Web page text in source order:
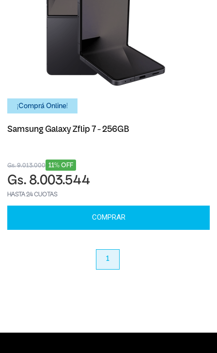
¡Comprá Online!
Samsung Galaxy Zflip 7 - 256GB
11% OFF
Gs. 9.013.000
Gs. 8.003.544
HASTA 24 CUOTAS
COMPRAR
1